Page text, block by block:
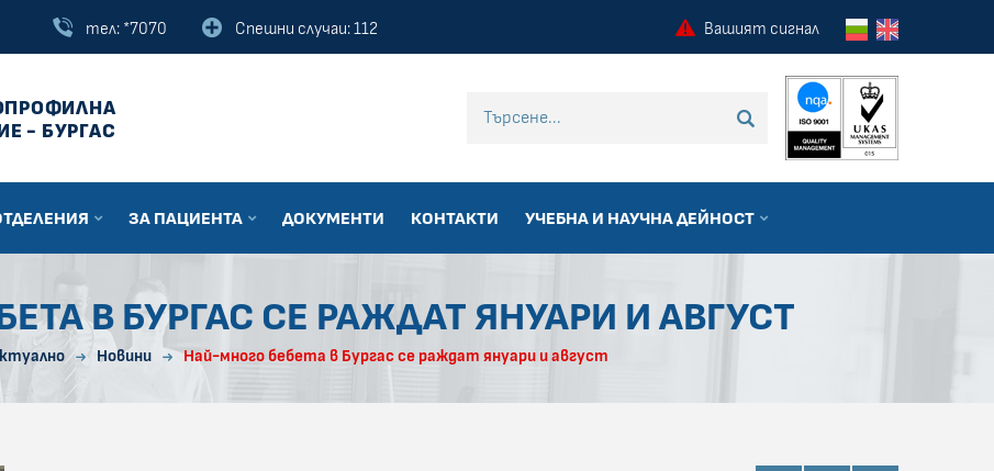
тел: *7070 Спешни случаи: 112 Вашият сигнал
- БУРГАС
Въведи текст за търсене
ТЪРСИ
ЗА ПАЦИЕНТА ДОКУМЕНТИ КОНТАКТИ УЧЕБНА И НАУЧНА ДЕЙНОСТ
В БУРГАС СЕ РАЖДАТ ЯНУАРИ И АВГУСТ
Новини Най-много бебета в Бургас се раждат януари и август